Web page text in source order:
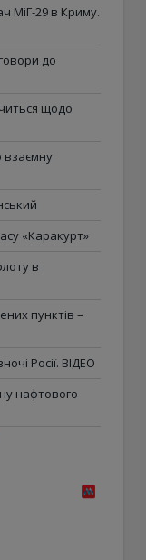
МіГ-29 в Криму.
до
щодо
взаємну
«Каракурт»
в
пунктів –
Росії. ВІДЕО
нафтового